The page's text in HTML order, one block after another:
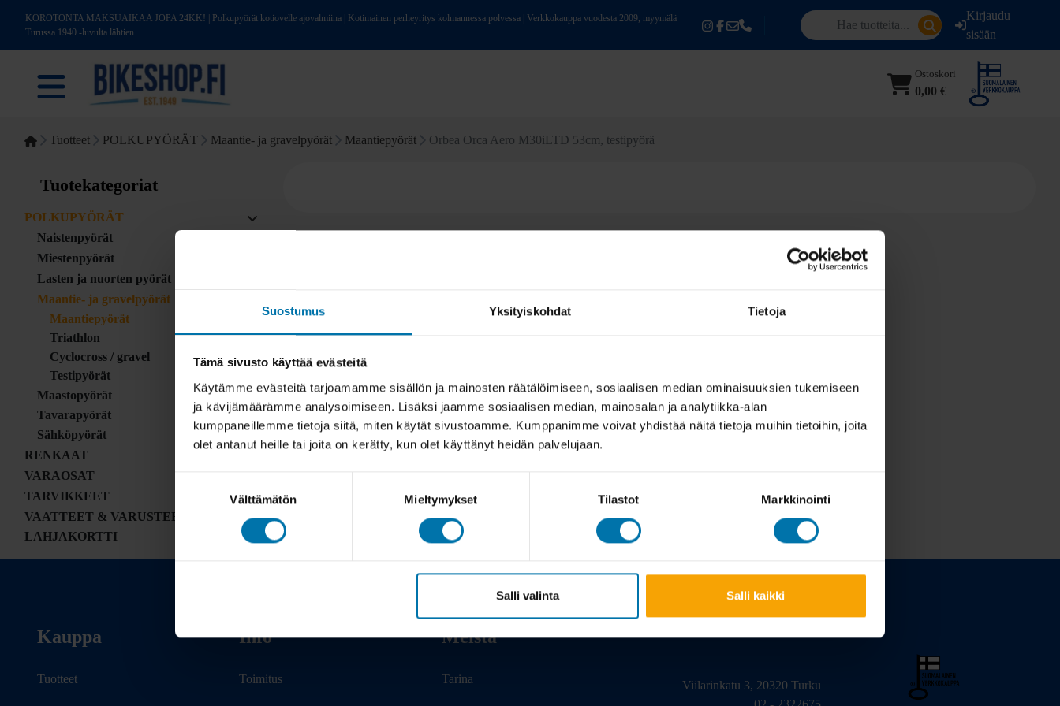
Suostumus Yksityiskohdat Tietoja
Tämä sivusto käyttää evästeitä
Käytämme evästeitä tarjoamamme sisällön ja mainosten räätälöimiseen, sosiaalisen median ominaisuuksien tukemiseen
ja kävijämäärämme analysoimiseen. Lisäksi jaamme sosiaalisen median, mainosalan ja analytiikka-alan
kumppaneillemme tietoja siitä, miten käytät sivustoamme. Kumppanimme voivat yhdistää näitä tietoja muihin tietoihin, joita
olet antanut heille tai joita on kerätty, kun olet käyttänyt heidän palvelujaan.
Välttämätön Mieltymykset Tilastot Markkinointi
Salli valinta Salli kaikki
KOROTONTA MAKSUAIKAA JOPA 24KK! | Polkupyörät kotiovelle ajovalmiina | Kotimainen perheyritys kolmannessa polvessa | Verkkokauppa vuodesta 2009, myymälä
Turussa 1940 -luvulta lähtien
Kirjaudu
sisään
Ostoskori
0,00 €
Tuotteet POLKUPYÖRÄT Maantie- ja gravelpyörät Maantiepyörät Orbea Orca Aero M30iLTD 53cm, testipyörä
Tuotekategoriat
POLKUPYÖRÄT
Naistenpyörät
Miestenpyörät
Lasten ja nuorten pyörät
Maantie- ja gravelpyörät
Maantiepyörät
Triathlon
Cyclocross / gravel
Testipyörät
Maastopyörät
Tavarapyörät
Sähköpyörät
RENKAAT
VARAOSAT
TARVIKKEET
VAATTEET & VARUSTEET
LAHJAKORTTI
Kauppa
Tuotteet
Info
Toimitus
Meistä
Tarina
Viilarinkatu 3, 20320 Turku